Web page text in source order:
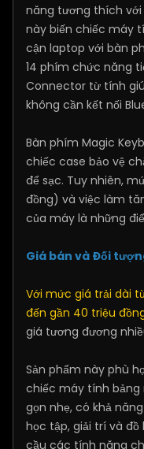
năng tương thích với
này biến chiếc máy
cận laptop với bàn
14 phím chức năng
Connector từ tính
không cần kết nối
Bàn phím Magic
chiếc case bảo vệ
để sạc. Tuy nhiên,
đồng) và việc làm
của máy là những
Giá bán và Đối
Với mức giá trải dài từ
đến gần 40 triệu
giá tương đương
Sản phẩm này phù
chiếc máy tính bảng
gọn nhẹ, có khả
học tập, giải trí và
cầu các tính năng